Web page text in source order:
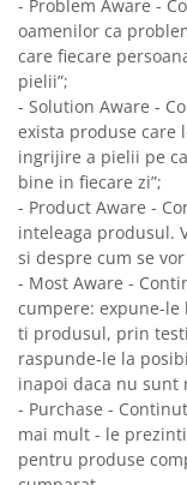
- Problem Aware -
oamenilor ca
care fiecare
pielii”;
- Solution Aware -
exista produse care
ingrijire a pielii pe
bine in fiecare zi”;
- Product Aware -
inteleaga produsul.
si despre cum se
- Most Aware -
cumpere: expune-le
ti produsul, prin
raspunde-le la
inapoi daca nu
- Purchase -
mai mult - le
pentru produse